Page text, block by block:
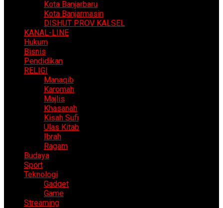
Kota Banjarbaru
Kota Banjarmasin
DISHUT PROV KALSEL
KANAL-LINE
Hukum
Bisnis
Pendidikan
RELIGI
Manaqib
Karomah
Majlis
Khasanah
Kisah Sufi
Ulas Kitab
Ibrah
Ragam
Budaya
Sport
Teknologi
Gadget
Game
Streaming